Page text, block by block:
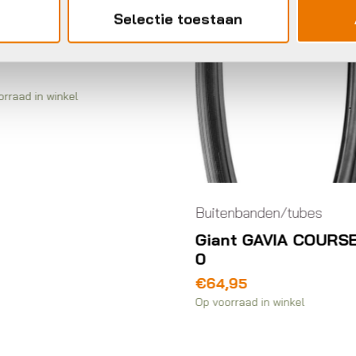
Selectie toestaan
Schwalbe btb CX
Comp 26 x 2.00 zw
refl
€26,90
Op voorraad in winkel